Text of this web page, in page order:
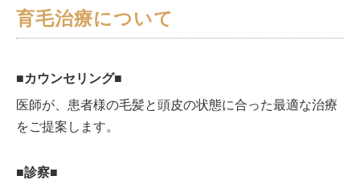
育毛治療について
■カウンセリング■
医師が、患者様の毛髪と頭皮の状態に合った最適な治療
をご提案します。
■診察■